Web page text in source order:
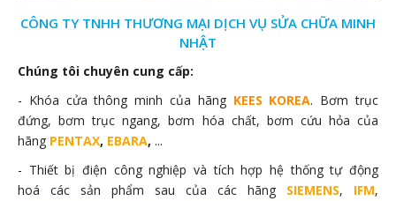
CÔNG TY TNHH THƯƠNG MẠI DỊCH VỤ SỬA CHỮA MINH
NHẬT
Chúng tôi chuyên cung cấp:
- Khóa cửa thông minh của hãng KEES KOREA. Bơm trục
đứng, bơm trục ngang, bơm hóa chất, bơm cứu hỏa của
hãng PENTAX, EBARA, ...
- Thiết bị điện công nghiệp và tích hợp hệ thống tự động
hoá các sản phẩm sau của các hãng SIEMENS, IFM,